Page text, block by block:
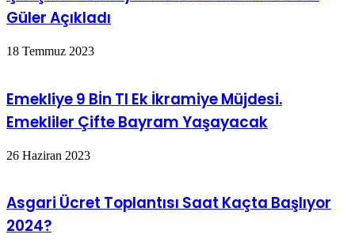
Güler Açıkladı
18 Temmuz 2023
Emekliye 9 Bİn Tl Ek İkramiye Müjdesi.
Emekliler Çifte Bayram Yaşayacak
26 Haziran 2023
Asgari Ücret Toplantısı Saat Kaçta Başlıyor
2024?